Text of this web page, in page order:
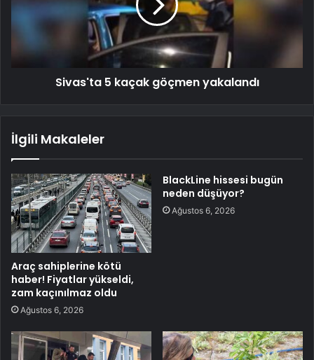
Sivas'ta 5 kaçak göçmen yakalandı
İlgili Makaleler
Araç sahiplerine kötü
haber! Fiyatlar yükseldi,
zam kaçınılmaz oldu
Ağustos 6, 2026
BlackLine hissesi bugün
neden düşüyor?
Ağustos 6, 2026